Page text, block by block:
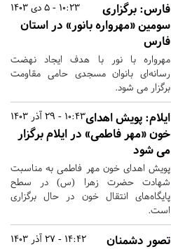
10:23 - 5 دی 1403 فارس: برگزاری
سومین «مهرواره بانور» در استان
فارس
مهرواره با نور با هدف ایجاد نهضت
رسانه‌ای بانوان مسجدی حامی مقاومت
برگزار می شود.
10:43 - 29 آذر 1403 ایلام: پویش اهدای
خون «مهر فاطمی» در ایلام برگزار
می شود
پویش اهدای خون مهر فاطمی به مناسبت
شهادت حضرت زهرا (س) در سطح
پایگاه‌های انتقال خون در حال برگزاری
است.
14:42 - 27 آذر 1403
تصور دشمنان